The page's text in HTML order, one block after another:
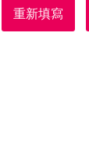
重新填寫